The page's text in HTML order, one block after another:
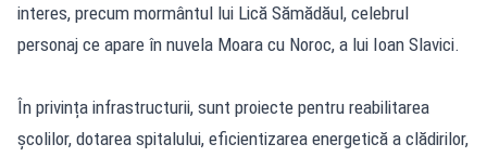
interes, precum mormântul lui Lică Sămădăul, celebrul
personaj ce apare în nuvela Moara cu Noroc, a lui Ioan Slavici.
În privința infrastructurii, sunt proiecte pentru reabilitarea
școlilor, dotarea spitalului, eficientizarea energetică a clădirilor,